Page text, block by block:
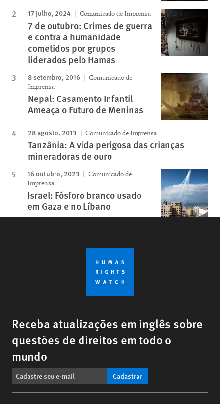
17 julho, 2024 Comunicado de Imprensa
7 de outubro: Crimes de guerra
e contra a humanidade
cometidos por grupos
liderados pelo Hamas
8 setembro, 2016
Comunicado de
Imprensa
Nepal: Casamento Infantil
Ameaça o Futuro de Meninas
28 agosto, 2013 Comunicado de Imprensa
Tanzânia: A vida perigosa das crianças
mineradoras de ouro
16 outubro, 2023
Comunicado de
Imprensa
Israel: Fósforo branco usado
em Gaza e no Líbano
Receba atualizações em inglês sobre
questões de direitos em todo o
mundo
Cadastrar